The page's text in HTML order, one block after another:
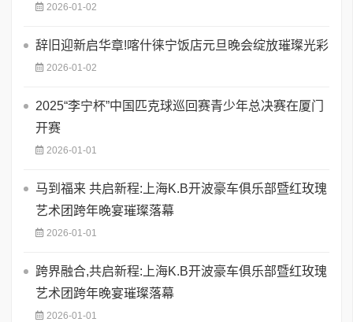
2026-01-02
辞旧迎新启华章!喀什徕宁饭店元旦晚会绽放璀璨光彩
2026-01-02
2025“李宁杯”中国匹克球巡回赛青少年总决赛在厦门
开赛
2026-01-01
马到福来 共启新程:上海K.B开波豪车俱乐部暨红玫瑰
艺术团跨年晚宴璀璨落幕
2026-01-01
跨界融合,共启新程:上海K.B开波豪车俱乐部暨红玫瑰
艺术团跨年晚宴璀璨落幕
2026-01-01